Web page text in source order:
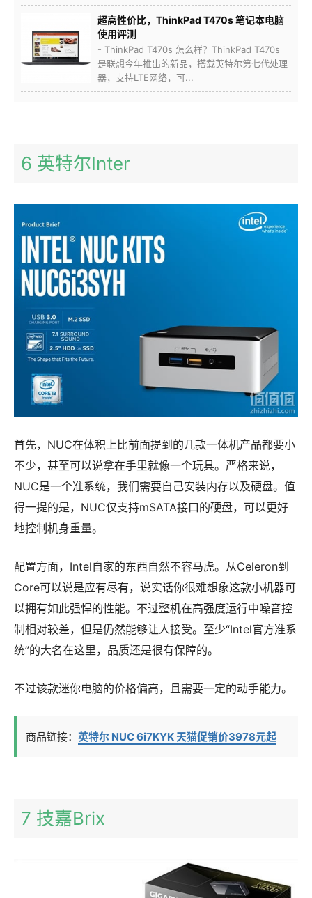
超高性价比，ThinkPad T470s 笔记本电脑
使用评测
- ThinkPad T470s 怎么样？ThinkPad T470s
是联想今年推出的新品，搭载英特尔第七代处理
器，支持LTE网络，可...
6 英特尔Inter
首先，NUC在体积上比前面提到的几款一体机产品都要小
不少，甚至可以说拿在手里就像一个玩具。严格来说，
NUC是一个准系统，我们需要自己安装内存以及硬盘。值
得一提的是，NUC仅支持mSATA接口的硬盘，可以更好
地控制机身重量。
配置方面，Intel自家的东西自然不容马虎。从Celeron到
Core可以说是应有尽有，说实话你很难想象这款小机器可
以拥有如此强悍的性能。不过整机在高强度运行中噪音控
制相对较差，但是仍然能够让人接受。至少“Intel官方准系
统”的大名在这里，品质还是很有保障的。
不过该款迷你电脑的价格偏高，且需要一定的动手能力。
商品链接： 英特尔 NUC 6i7KYK 天猫促销价3978元起
7 技嘉Brix